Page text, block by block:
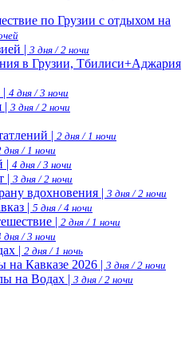
по Грузии с отдыхом на
| 3 дня / 2 ночи
в Грузии, Тбилиси+Аджария
4 дня / 3 ночи
| 3 дня / 2 ночи
| 2 дня / 1 ночи
дня / 1 ночи
| 4 дня / 3 ночи
| 3 дня / 2 ночи
вдохновения | 3 дня / 2 ночи
| 5 дня / 4 ночи
| 2 дня / 1 ночи
дня / 3 ночи
| 2 дня / 1 ночь
на Кавказе 2026 | 3 дня / 2 ночи
на Водах | 3 дня / 2 ночи